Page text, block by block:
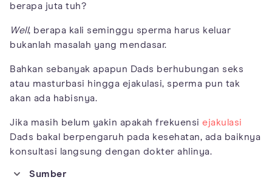
berapa juta tuh?
Well, berapa kali seminggu sperma harus keluar
bukanlah masalah yang mendasar.
Bahkan sebanyak apapun Dads berhubungan seks
atau masturbasi hingga ejakulasi, sperma pun tak
akan ada habisnya.
Jika masih belum yakin apakah frekuensi ejakulasi
Dads bakal berpengaruh pada kesehatan, ada baiknya
konsultasi langsung dengan dokter ahlinya.
Sumber